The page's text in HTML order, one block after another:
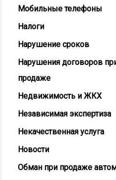
Мобильные телефоны
Налоги
Нарушение сроков
Нарушения договоров
продаже
Недвижимость и ЖКХ
Независимая экспертиза
Некачественная услуга
Новости
Обман при продаже